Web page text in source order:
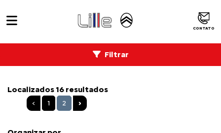
CONTATO
Localizados 16 resultados
‹ 1 2 ›
Filtrar